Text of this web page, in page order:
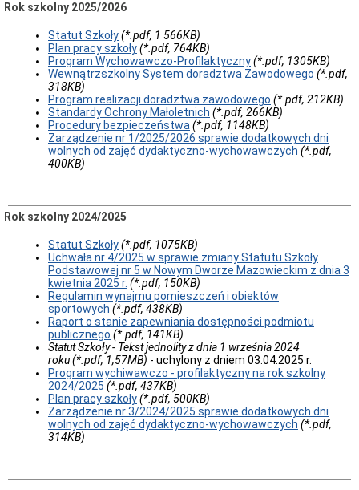
działalności
Struktura
własnościowa
działania
Przetargi
Ogłoszenia
Zestaw
programów
Plan
pracy
Biuletyn
Informacji
Publicznej
Polityka
Prywatności
Redakcja
Biuletynu
Dostęp
Informacji
Publicznej
Instrukcja
korzystania
do
Rok szkolny 2025/2026
Statut Szkoły(*.pdf, 1 566KB)
Plan pracy szkoły(*.pdf, 764KB)
Program Wychowawczo-Profilaktyczny(*.pdf, 1305KB)
Wewnątrzszkolny System doradztwa Zawodowego (*.pdf,
318KB)
Program realizacji doradztwa zawodowego (*.pdf, 212KB)
Standardy Ochrony Małoletnich (*.pdf, 266KB)
Procedury bezpieczeństwa (*.pdf, 1148KB)
Zarządzenie nr 1/2025/2026 sprawie dodatkowych dni
wolnych od zajęć dydaktyczno-wychowawczych (*.pdf,
400KB)
Rok szkolny 2024/2025
Statut Szkoły(*.pdf, 1075KB)
Uchwała nr 4/2025 w sprawie zmiany Statutu Szkoły
Podstawowej nr 5 w Nowym Dworze Mazowieckim z dnia 3
kwietnia 2025 r. (*.pdf, 150KB)
Regulamin wynajmu pomieszczeń i obiektów
sportowych (*.pdf, 438KB)
Raport o stanie zapewniania dostępności podmiotu
publicznego (*.pdf, 141KB)
Statut Szkoły - Tekst jednolity z dnia 1 września 2024
roku(*.pdf, 1,57MB) - uchylony z dniem 03.04.2025 r.
Program wychiwawczo - profilaktyczny na rok szkolny
2024/2025 (*.pdf, 437KB)
Plan pracy szkoły(*.pdf, 500KB)
Zarządzenie nr 3/2024/2025 sprawie dodatkowych dni
wolnych od zajęć dydaktyczno-wychowawczych (*.pdf,
314KB)